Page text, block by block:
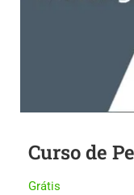
Curso de
Grátis